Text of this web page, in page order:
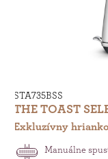
STA735BSS
THE TOAST
Exkluzívny
Manuálne